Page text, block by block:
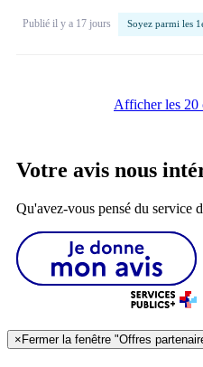
Publié il y a 17 jours Soyez parmi les
Afficher les 20
Votre avis nous
Qu'avez-vous pensé du service
× Fermer la fenêtre "Offres